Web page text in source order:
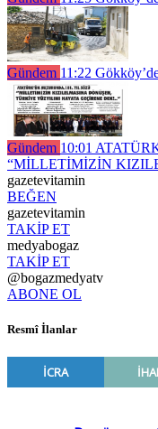
Gündem 11:22
Gündem 10:01
“MİLLETİMİZİN
gazetevitamin
BEĞEN
gazetevitamin
TAKİP ET
medyabogaz
TAKİP ET
@bogazmedyatv
ABONE OL
Resmî İlanlar